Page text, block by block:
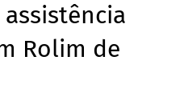
Rolim de